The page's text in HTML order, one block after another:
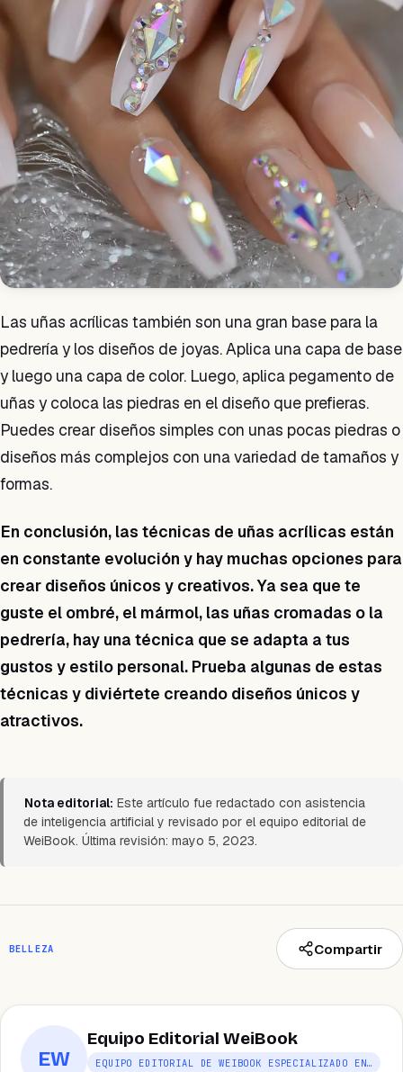
Las uñas acrílicas también son una gran base para la
pedrería y los diseños de joyas. Aplica una capa de base
y luego una capa de color. Luego, aplica pegamento de
uñas y coloca las piedras en el diseño que prefieras.
Puedes crear diseños simples con unas pocas piedras o
diseños más complejos con una variedad de tamaños y
formas.
En conclusión, las técnicas de uñas acrílicas están
en constante evolución y hay muchas opciones para
crear diseños únicos y creativos. Ya sea que te
guste el ombré, el mármol, las uñas cromadas o la
pedrería, hay una técnica que se adapta a tus
gustos y estilo personal. Prueba algunas de estas
técnicas y diviértete creando diseños únicos y
atractivos.
Nota editorial: Este artículo fue redactado con asistencia
de inteligencia artificial y revisado por el equipo editorial de
WeiBook. Última revisión: mayo 5, 2023.
BELLEZA Compartir
EW
Equipo Editorial WeiBook
EQUIPO EDITORIAL DE WEIBOOK ESPECIALIZADO EN…